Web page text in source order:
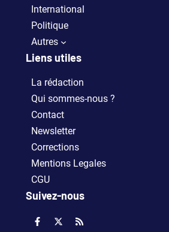
International
Politique
Autres
Liens utiles
La rédaction
Qui sommes-nous ?
Contact
Newsletter
Corrections
Mentions Legales
CGU
Suivez-nous